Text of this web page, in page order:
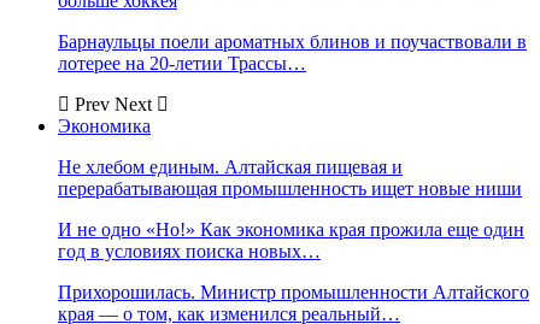
Барнаульцы поели ароматных блинов и поучаствовали в
лотерее на 20-летии Трассы…
Prev Next
Экономика
Не хлебом единым. Алтайская пищевая и
перерабатывающая промышленность ищет новые ниши
И не одно «Но!» Как экономика края прожила еще один
год в условиях поиска новых…
Прихорошилась. Министр промышленности Алтайского
края — о том, как изменился реальный…